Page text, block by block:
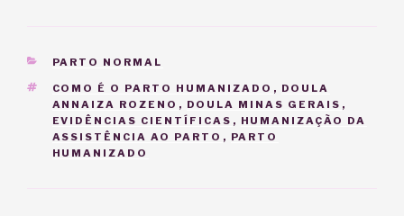
CATEGORIAS
PARTO NORMAL
TAGS
COMO É O PARTO HUMANIZADO , DOULA
ANNAIZA ROZENO , DOULA MINAS GERAIS ,
EVIDÊNCIAS CIENTÍFICAS , HUMANIZAÇÃO DA
ASSISTÊNCIA AO PARTO , PARTO
HUMANIZADO